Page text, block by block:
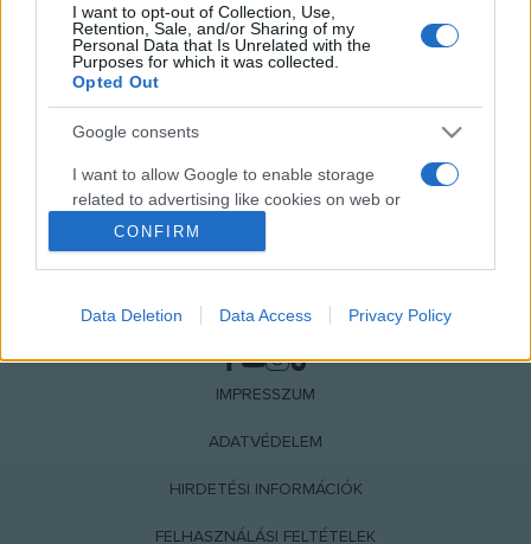
I want to opt-out of Collection, Use,
Retention, Sale, and/or Sharing of my
Personal Data that Is Unrelated with the
Purposes for which it was collected.
Opted Out
Google consents
I want to allow Google to enable storage
related to advertising like cookies on web or
device identifiers in apps.
I want to allow my user data to be sent to
personalized advertising.
related to analytics like cookies on web or
CONFIRM
Data Deletion Data Access Privacy Policy
NÉPI
IMPRESSZUM
ADATVÉDELEM
HIRDETÉSI INFORMÁCIÓK
FELHASZNÁLÁSI FELTÉTELEK